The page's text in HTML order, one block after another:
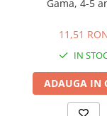
Gama, 4-5
11,51
IN
ADAUGA IN